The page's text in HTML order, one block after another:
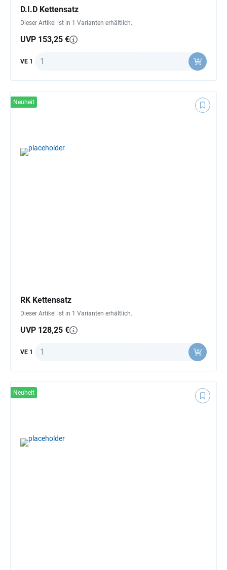
D.I.D Kettensatz
Dieser Artikel ist in 1 Varianten erhältlich.
UVP 153,25 €
VE 1 Anzahl
Neuheit
RK Kettensatz
Dieser Artikel ist in 1 Varianten erhältlich.
UVP 128,25 €
VE 1 Anzahl
Neuheit